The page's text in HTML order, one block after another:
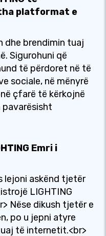
platformat e
dhe brendimin tuaj
Sigurohuni që
të përdoret në të
sociale, në mënyrë
çfarë të kërkojnë
Emri i
lejoni askënd tjetër
LIGHTING
Nëse dikush tjetër e
po u jepni atyre
të internetit.<br>